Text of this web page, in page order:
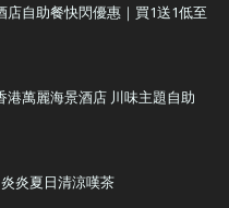
自助餐快閃優惠｜買1送1低至
萬麗海景酒店 川味主題自助
炎夏日清涼嘆茶